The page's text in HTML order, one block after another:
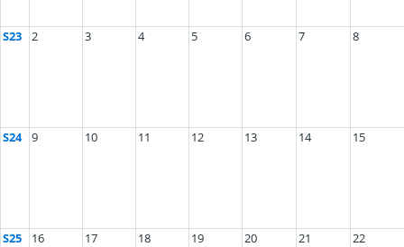
S23 2 3 4 5 6 7 8
S24 9 10 11 12 13 14 15
S25 16 17 18 19 20 21 22